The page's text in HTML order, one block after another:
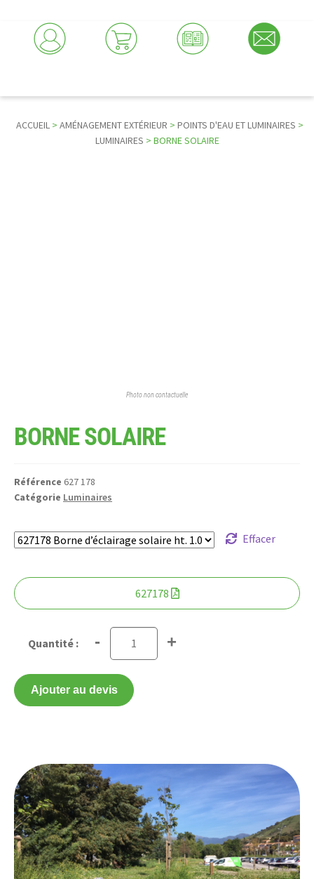
ACCUEIL> AMÉNAGEMENT EXTÉRIEUR > POINTS D'EAU ET LUMINAIRES >
LUMINAIRES > BORNE SOLAIRE
Photo non contactuelle
BORNE SOLAIRE
Référence 627 178
Catégorie Luminaires
Effacer
627178
- +
Ajouter au devis